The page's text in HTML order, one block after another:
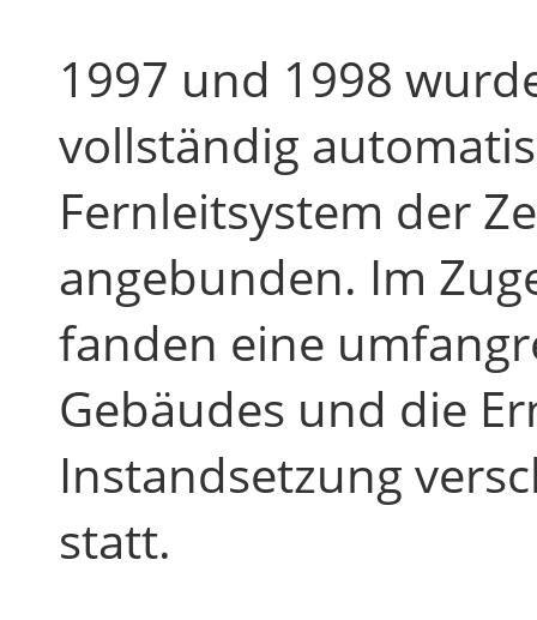
1997 und 1998
vollständig
Fernleitsystem der
angebunden. Im
fanden eine
Gebäudes und die
Instandsetzung
statt.